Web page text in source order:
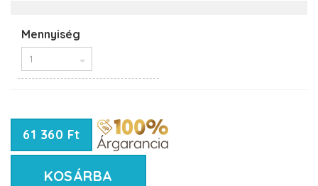
Mennyiség
61 360 Ft
KOSÁRBA